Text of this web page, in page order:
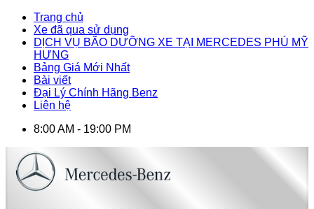
Trang chủ
Xe đã qua sử dụng
DỊCH VỤ BÃO DƯỠNG XE TẠI MERCEDES PHÚ MỸ
HƯNG
Bảng Giá Mới Nhất
Bài viết
Đại Lý Chính Hãng Benz
Liên hệ
8:00 AM - 19:00 PM